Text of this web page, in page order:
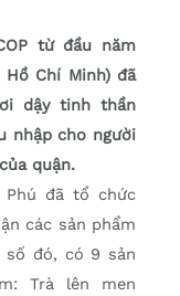
từ đầu năm
Hồ Chí Minh) đã
dậy tinh thần
nhập cho người
quận.
Phú đã tổ chức
các sản phẩm
số đó, có 9 sản
Trà lên men